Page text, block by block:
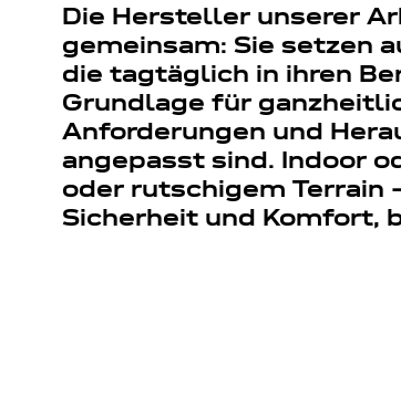
Die Hersteller unserer
gemeinsam: Sie setzen
die tagtäglich in ihren
Grundlage für
Anforderungen und
angepasst sind. Indoor
oder rutschigem Terrain
Sicherheit und Komfort,